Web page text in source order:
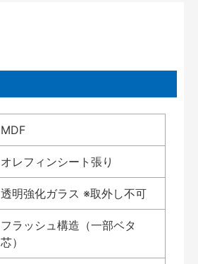
MDF
オレフィンシート張り
透明強化ガラス ※取外し不可
フラッシュ構造（一部ベタ
芯）